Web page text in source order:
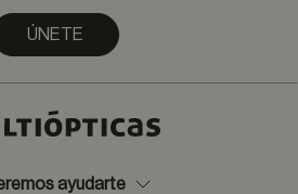
ÚNETE
ayudarte